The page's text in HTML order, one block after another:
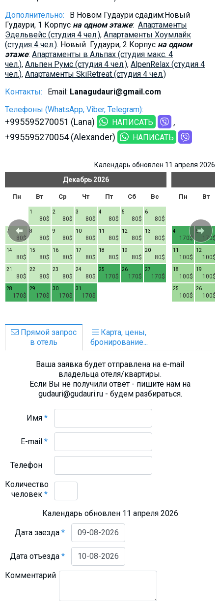
Дополнительно:
В Новом Гудаури сдадим:Новый
Гудаури, 1 Корпус на одном этаже: Апартаменты
Эдельвейс (студия 4 чел.), Aпартаменты Хоумлайк
(студия 4 чел.). Новый Гудаури, 2 Корпус на одном
этаже: Aпартаменты в Альпах (студия макс. 4
чел.), Альпен Румс (студия 4 чел.), AlpenRelax (студия 4
чел.), Апартаменты SkiRetreat (студия 4 чел.)
Контакты:
Email: Lanagudauri@gmail.com
Телефоны (WhatsApp, Viber, Telegram):
+995595270051 (Lana) НАПИСАТЬ
+995595270054 (Alexander) НАПИСАТЬ
Календарь обновлен 11 апреля 2026
Декабрь 2026
Пн Вт Ср Чт Пт Сб Вс
80$
1
80$
2
80$
3
80$
4
80$
5
80$
6
80$
7
80$
8
80$
9
80$
10
80$
11
80$
12
80$
13
80$
14
80$
15
80$
16
80$
17
80$
18
80$
19
80$
20
80$
21
80$
22
80$
23
80$
24
170$
25
170$
26
170$
27
170$
28
170$
29
170$
30
170$
31
Пн Вт
170$
4
170$
5
100$
11
100$
12
100$
18
100$
19
100$
25
100$
26
Прямой запрос
в отель
Карта, цены,
бронирование...
Ваша заявка будет отправлена на e-mail
владельца отеля/квартиры.
Если Вы не получили ответ - пишите нам на
gudauri@gudauri.ru - будем разбираться.
Имя*
E-mail*
Телефон
Количество
человек*
Календарь обновлен 11 апреля 2026
Дата заезда*
Дата отъезда*
Комментарий